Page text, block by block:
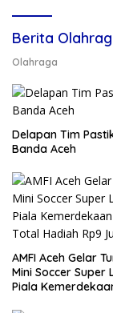
Berita
Olahraga
Delapan Tim
Banda Aceh
AMFI Aceh Gelar
Mini Soccer Super
Piala